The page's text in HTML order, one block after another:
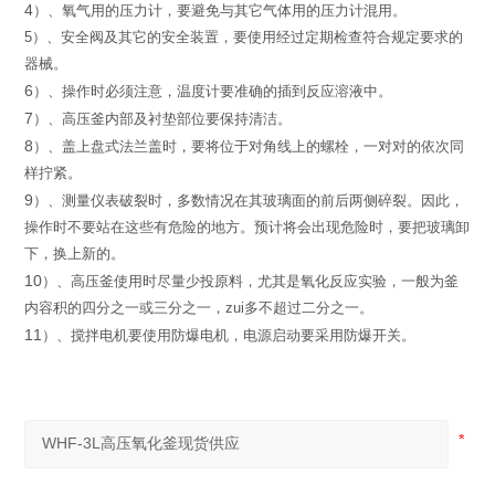
4） 、氧气用的压力计，要避免与其它气体用的压力计混用。
5） 、安全阀及其它的安全装置，要使用经过定期检查符合规定要求的
器械。
6 ） 、操作时必须注意，温度计要准确的插到反应溶液中。
7 ） 、高压釜内部及衬垫部位要保持清洁。
8 ） 、盖上盘式法兰盖时，要将位于对角线上的螺栓，一对对的依次同
样拧紧。
9 ） 、测量仪表破裂时，多数情况在其玻璃面的前后两侧碎裂。因 此，
操作时不要站在这些有危险的地方。预计将会出现危险时，要把玻璃卸
下，换上新的。
10） 、高压釜使用时尽量少投原料，尤其是氧化反应实验，一般为釜
内容积的四分之一或三分之一，zui多不超过二分之一。
11 ） 、搅拌电机要使用防爆电机，电源启动要采用防爆开关。